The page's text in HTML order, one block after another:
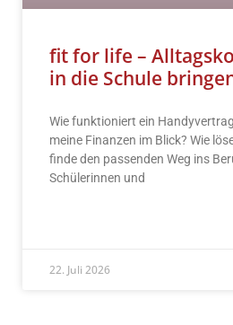
fit for life –
in die Schule
Wie funktioniert ein
meine Finanzen im Blick? Wie
finde den passenden Weg ins
Schülerinnen und
22. Juli 2026